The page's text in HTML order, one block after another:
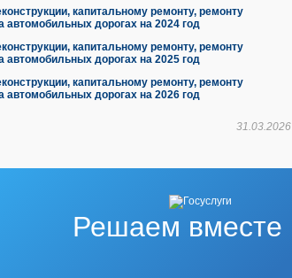
капитальному ремонту, ремонту
автомобильных дорогах на 2024 год
капитальному ремонту, ремонту
автомобильных дорогах на 2025 год
капитальному ремонту, ремонту
автомобильных дорогах на 2026 год
31.03.2026
Решаем вместе